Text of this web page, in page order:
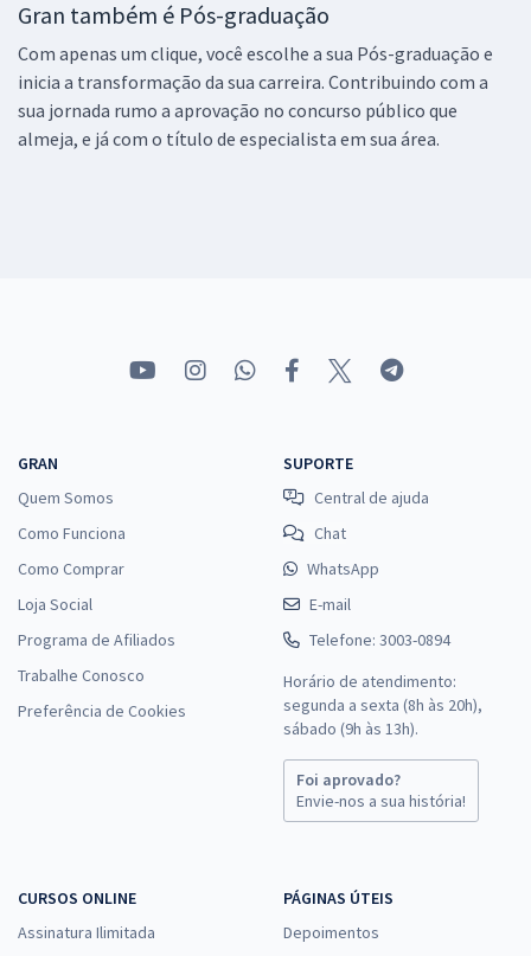
Gran também é Pós-graduação
Com apenas um clique, você escolhe a sua Pós-graduação e
inicia a transformação da sua carreira. Contribuindo com a
sua jornada rumo a aprovação no concurso público que
almeja, e já com o título de especialista em sua área.
GRAN
Quem Somos
Como Funciona
Como Comprar
Loja Social
Programa de Afiliados
Trabalhe Conosco
Preferência de Cookies
SUPORTE
Central de ajuda
Chat
WhatsApp
E-mail
Telefone: 3003-0894
Horário de atendimento:
segunda a sexta (8h às 20h),
sábado (9h às 13h).
Foi aprovado?
Envie-nos a sua história!
CURSOS ONLINE
Assinatura Ilimitada
PÁGINAS ÚTEIS
Depoimentos